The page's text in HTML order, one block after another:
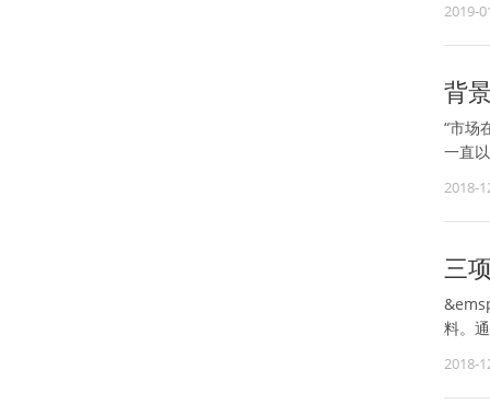
2019-
背
“市场
一直
2018-
三
料。
2018-